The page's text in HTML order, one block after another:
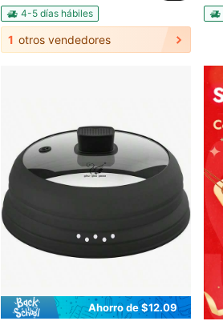
4-5 días hábiles
1 otros vendedores
Ahorro de $12.09